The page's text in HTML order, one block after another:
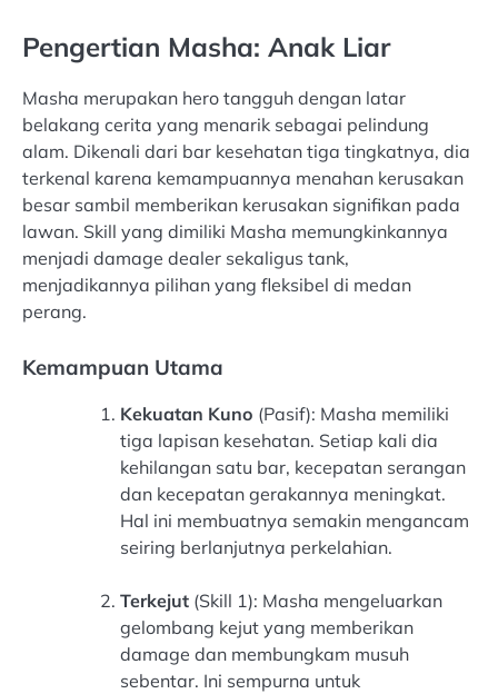
Pengertian Masha: Anak Liar
Masha merupakan hero tangguh dengan latar
belakang cerita yang menarik sebagai pelindung
alam. Dikenali dari bar kesehatan tiga tingkatnya, dia
terkenal karena kemampuannya menahan kerusakan
besar sambil memberikan kerusakan signifikan pada
lawan. Skill yang dimiliki Masha memungkinkannya
menjadi damage dealer sekaligus tank,
menjadikannya pilihan yang fleksibel di medan
perang.
Kemampuan Utama
Kekuatan Kuno (Pasif): Masha memiliki
tiga lapisan kesehatan. Setiap kali dia
kehilangan satu bar, kecepatan serangan
dan kecepatan gerakannya meningkat.
Hal ini membuatnya semakin mengancam
seiring berlanjutnya perkelahian.
Terkejut (Skill 1): Masha mengeluarkan
gelombang kejut yang memberikan
damage dan membungkam musuh
sebentar. Ini sempurna untuk